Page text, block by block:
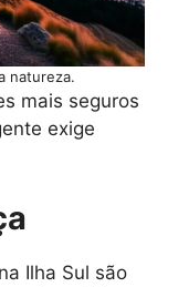
natureza.
mais seguros
exige
Ilha Sul são